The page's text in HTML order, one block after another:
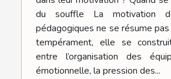
du souffle La motivation
pédagogiques ne se résume
tempérament, elle se
entre l’organisation des
émotionnelle, la pression des...